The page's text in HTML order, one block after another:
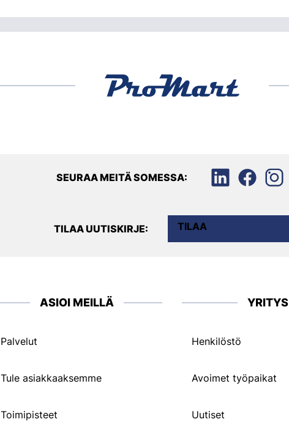
SEURAA MEITÄ SOMESSA:
TILAA UUTISKIRJE: TILAA
ASIOI MEILLÄ
Palvelut
Tule asiakkaaksemme
Toimipisteet
YRITYS
Henkilöstö
Avoimet työpaikat
Uutiset